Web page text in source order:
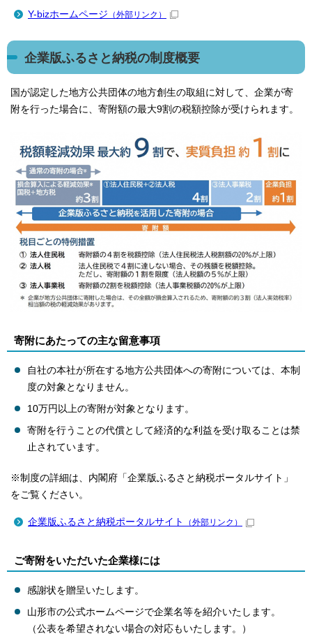
Y-bizホームページ （外部リンク）
企業版ふるさと納税の制度概要
国が認定した地方公共団体の地方創生の取組に対して、企業が寄
附を行った場合に、寄附額の最大9割の税額控除が受けられます。
寄附にあたっての主な留意事項
自社の本社が所在する地方公共団体への寄附については、本制
度の対象となりません。
10万円以上の寄附が対象となります。
寄附を行うことの代償として経済的な利益を受け取ることは禁
止されています。
※制度の詳細は、内閣府「企業版ふるさと納税ポータルサイト」
をご覧ください。
企業版ふるさと納税ポータルサイト （外部リンク）
ご寄附をいただいた企業様には
感謝状を贈呈いたします。
山形市の公式ホームページで企業名等を紹介いたします。
（公表を希望されない場合の対応もいたします。）